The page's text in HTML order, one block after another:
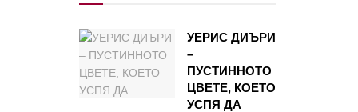
УЕРИС ДИЪРИ
–
ПУСТИННОТО
ЦВЕТЕ, КОЕТО
УСПЯ ДА